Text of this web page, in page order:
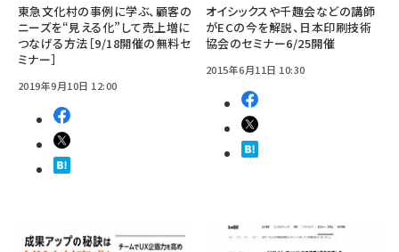
東急文化村の事例に学ぶ、顧客の
ニーズを“見える化”して売上増に
つなげる方法［9/18開催の無料セ
ミナー］
2019年9月10日 12:00
オイシックスや千趣会などの講師
がECの今を解説、日本印刷技術
協会のセミナー6/25開催
2015年6月11日 10:30